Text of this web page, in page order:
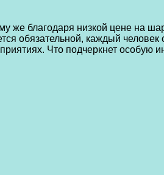
же благодаря низкой цене на
обязательной, каждый человек
Что подчеркнет особую